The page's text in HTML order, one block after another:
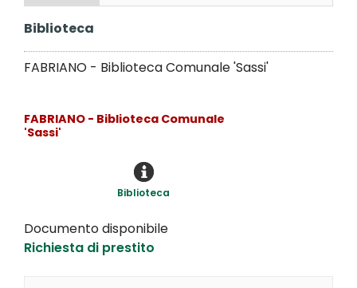
Biblioteca
FABRIANO - Biblioteca Comunale 'Sassi'
FABRIANO - Biblioteca Comunale
'Sassi'
Biblioteca
Documento disponibile
Richiesta di prestito